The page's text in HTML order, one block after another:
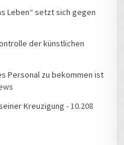
Leben“ setzt sich gegen
der künstlichen
Personal zu bekommen ist
Kreuzigung - 10.208